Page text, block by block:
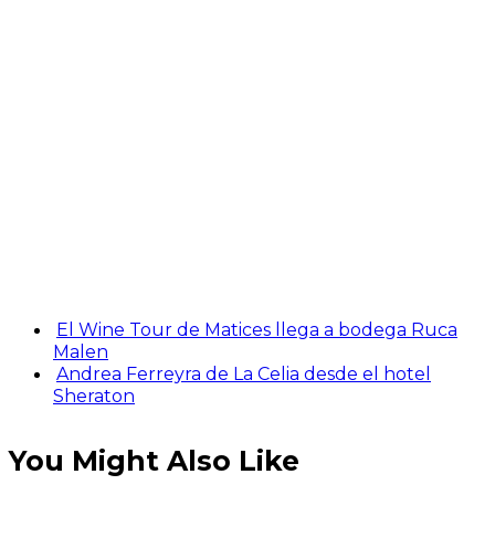
El Wine Tour de Matices llega a bodega Ruca
Malen
Andrea Ferreyra de La Celia desde el hotel
Sheraton
You Might Also Like